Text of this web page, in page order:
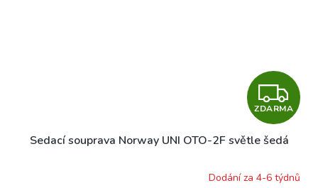
Z
D
A
ZDARMA
Sedací souprava Norway UNI OTO-2F světle šedá
Dodání za 4-6 týdnů